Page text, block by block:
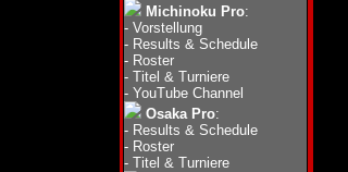
Michinoku Pro:
- Vorstellung
- Results & Schedule
- Roster
- Titel & Turniere
- YouTube Channel
Osaka Pro:
- Results & Schedule
- Roster
- Titel & Turniere